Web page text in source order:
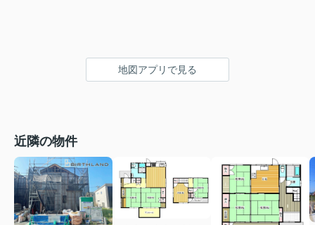
地図アプリで見る
近隣の物件